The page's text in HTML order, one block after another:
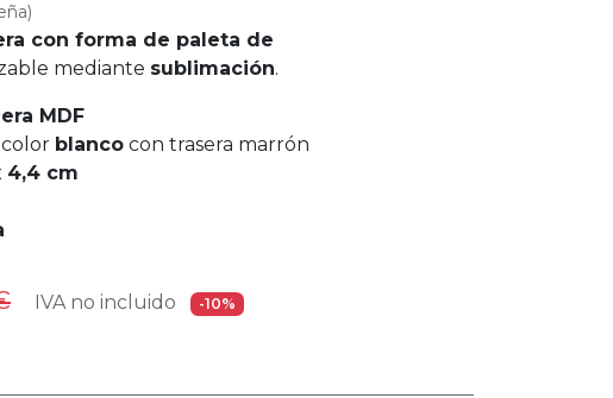
con forma de paleta de
mediante sublimación.
MDF
blanco con trasera marrón
4,4 cm
IVA no incluido -10%